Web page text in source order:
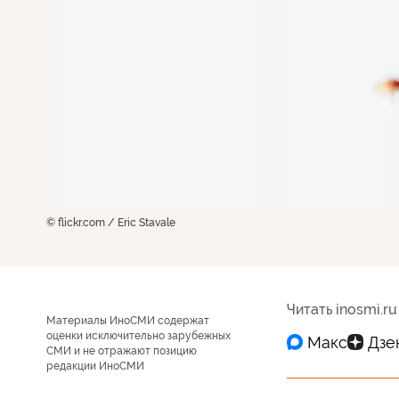
© flickr.com / Eric Stavale
Материалы ИноСМИ содержат
оценки исключительно зарубежных
СМИ и не отражают позицию
редакции ИноСМИ
Читать inosmi.ru